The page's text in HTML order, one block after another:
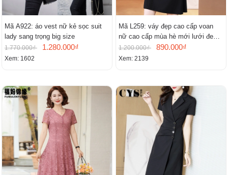
Mã A922: áo vest nữ kẻ sọc suit
lady sang trọng big size
1.770.000₫ 1.280.000₫
Xem: 1602
Mã L259: váy đẹp cao cấp voan
nữ cao cấp mùa hè mới lưới đen
cao cấp khí chất nhỏ tay ngắn
1.200.000₫ 890.000₫
Xem: 2139